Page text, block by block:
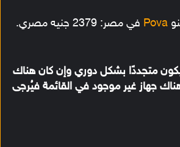
في مصر: 2379 جنيه مصري.
متجددًا بشكل دوري وإن كان هناك
جهاز غير موجود في القائمة فيُرجى